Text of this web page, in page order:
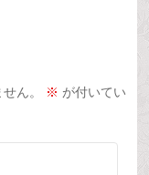
ん。 ※ が付いてい